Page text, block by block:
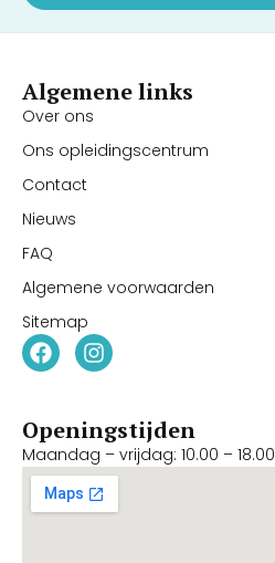
Algemene links
Over ons
Ons opleidingscentrum
Contact
Nieuws
FAQ
Algemene voorwaarden
Sitemap
Openingstijden
Maandag – vrijdag: 10.00 – 18.00